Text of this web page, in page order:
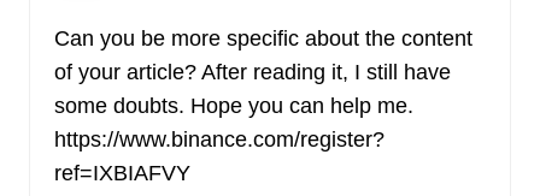
Can you be more specific about the content
of your article? After reading it, I still have
some doubts. Hope you can help me.
https://www.binance.com/register?
ref=IXBIAFVY